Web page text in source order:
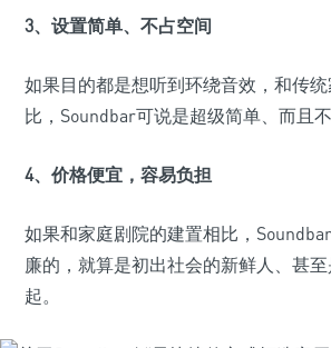
3、设置简单、不占空间
如果目的都是想听到环绕音效，和传
比，Soundbar可说是超级简单、而且
4、价格便宜，容易负担
如果和家庭剧院的建置相比，
廉的，就算是初出社会的新鲜人、甚
起。